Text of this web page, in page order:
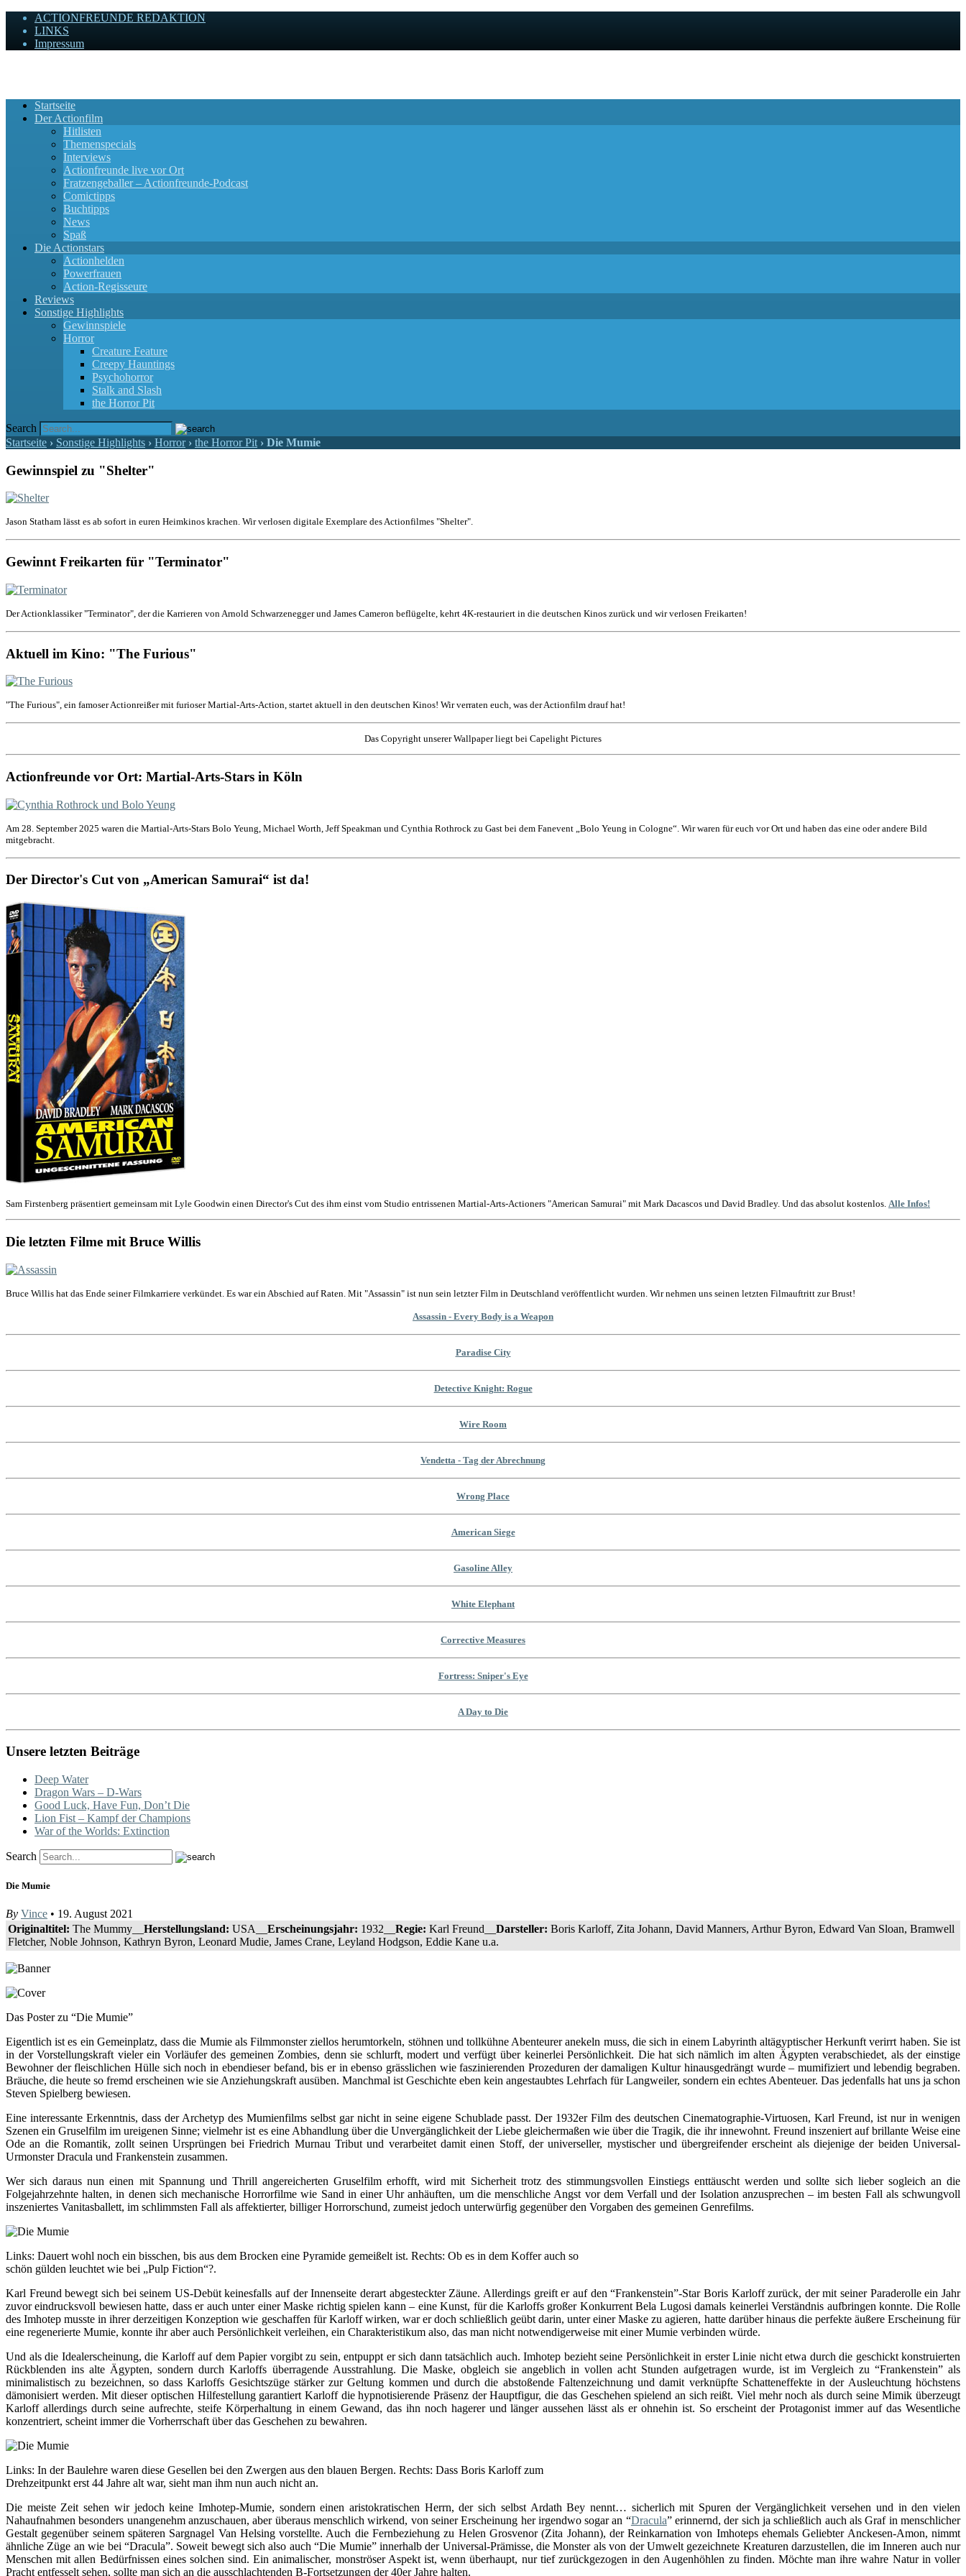
ACTIONFREUNDE REDAKTION
LINKS
Impressum
Startseite
Der Actionfilm
Hitlisten
Themenspecials
Interviews
Actionfreunde live vor Ort
Fratzengeballer – Actionfreunde-Podcast
Comictipps
Buchtipps
News
Spaß
Die Actionstars
Actionhelden
Powerfrauen
Action-Regisseure
Reviews
Sonstige Highlights
Gewinnspiele
Horror
Creature Feature
Creepy Hauntings
Psychohorror
Stalk and Slash
the Horror Pit
Search
Startseite › Sonstige Highlights › Horror › the Horror Pit › Die Mumie
Gewinnspiel zu "Shelter"
Jason Statham lässt es ab sofort in euren Heimkinos krachen. Wir verlosen digitale Exemplare des Actionfilmes "Shelter".
Gewinnt Freikarten für "Terminator"
Der Actionklassiker "Terminator", der die Karrieren von Arnold Schwarzenegger und James Cameron beflügelte, kehrt 4K-restauriert in die deutschen Kinos zurück und wir verlosen Freikarten!
Aktuell im Kino: "The Furious"
"The Furious", ein famoser Actionreißer mit furioser Martial-Arts-Action, startet aktuell in den deutschen Kinos! Wir verraten euch, was der Actionfilm drauf hat!
Das Copyright unserer Wallpaper liegt bei Capelight Pictures
Actionfreunde vor Ort: Martial-Arts-Stars in Köln
Am 28. September 2025 waren die Martial-Arts-Stars Bolo Yeung, Michael Worth, Jeff Speakman und Cynthia Rothrock zu Gast bei dem Fanevent „Bolo Yeung in Cologne“. Wir waren für euch vor Ort und haben das eine oder andere Bild
mitgebracht.
Der Director's Cut von „American Samurai“ ist da!
Sam Firstenberg präsentiert gemeinsam mit Lyle Goodwin einen Director's Cut des ihm einst vom Studio entrissenen Martial-Arts-Actioners "American Samurai" mit Mark Dacascos und David Bradley. Und das absolut kostenlos. Alle Infos!
Die letzten Filme mit Bruce Willis
Bruce Willis hat das Ende seiner Filmkarriere verkündet. Es war ein Abschied auf Raten. Mit "Assassin" ist nun sein letzter Film in Deutschland veröffentlicht wurden. Wir nehmen uns seinen letzten Filmauftritt zur Brust!
Assassin - Every Body is a Weapon
Paradise City
Detective Knight: Rogue
Wire Room
Vendetta - Tag der Abrechnung
Wrong Place
American Siege
Gasoline Alley
White Elephant
Corrective Measures
Fortress: Sniper's Eye
A Day to Die
Unsere letzten Beiträge
Deep Water
Dragon Wars – D-Wars
Good Luck, Have Fun, Don’t Die
Lion Fist – Kampf der Champions
War of the Worlds: Extinction
Search
Die Mumie
By Vince • 19. August 2021
Originaltitel: The Mummy__ Herstellungsland: USA__ Erscheinungsjahr: 1932__ Regie: Karl Freund__ Darsteller: Boris Karloff, Zita Johann, David Manners, Arthur Byron, Edward Van Sloan, Bramwell
Fletcher, Noble Johnson, Kathryn Byron, Leonard Mudie, James Crane, Leyland Hodgson, Eddie Kane u.a.
Das Poster zu “Die Mumie”
Eigentlich ist es ein Gemeinplatz, dass die Mumie als Filmmonster ziellos herumtorkeln, stöhnen und tollkühne Abenteurer anekeln muss, die sich in einem Labyrinth altägyptischer Herkunft verirrt haben. Sie ist
in der Vorstellungskraft vieler ein Vorläufer des gemeinen Zombies, denn sie schlurft, modert und verfügt über keinerlei Persönlichkeit. Die hat sich nämlich im alten Ägypten verabschiedet, als der einstige
Bewohner der fleischlichen Hülle sich noch in ebendieser befand, bis er in ebenso grässlichen wie faszinierenden Prozeduren der damaligen Kultur hinausgedrängt wurde – mumifiziert und lebendig begraben.
Bräuche, die heute so fremd erscheinen wie sie Anziehungskraft ausüben. Manchmal ist Geschichte eben kein angestaubtes Lehrfach für Langweiler, sondern ein echtes Abenteuer. Das jedenfalls hat uns ja schon
Steven Spielberg bewiesen.
Eine interessante Erkenntnis, dass der Archetyp des Mumienfilms selbst gar nicht in seine eigene Schublade passt. Der 1932er Film des deutschen Cinematographie-Virtuosen, Karl Freund, ist nur in wenigen
Szenen ein Gruselfilm im ureigenen Sinne; vielmehr ist es eine Abhandlung über die Unvergänglichkeit der Liebe gleichermaßen wie über die Tragik, die ihr innewohnt. Freund inszeniert auf brillante Weise eine
Ode an die Romantik, zollt seinen Ursprüngen bei Friedrich Murnau Tribut und verarbeitet damit einen Stoff, der universeller, mystischer und übergreifender erscheint als diejenige der beiden Universal-
Urmonster Dracula und Frankenstein zusammen.
Wer sich daraus nun einen mit Spannung und Thrill angereicherten Gruselfilm erhofft, wird mit Sicherheit trotz des stimmungsvollen Einstiegs enttäuscht werden und sollte sich lieber sogleich an die
Folgejahrzehnte halten, in denen sich mechanische Horrorfilme wie Sand in einer Uhr anhäuften, um die menschliche Angst vor dem Verfall und der Isolation anzusprechen – im besten Fall als schwungvoll
inszeniertes Vanitasballett, im schlimmsten Fall als affektierter, billiger Horrorschund, zumeist jedoch unterwürfig gegenüber den Vorgaben des gemeinen Genrefilms.
Links: Dauert wohl noch ein bisschen, bis aus dem Brocken eine Pyramide gemeißelt ist. Rechts: Ob es in dem Koffer auch so
schön gülden leuchtet wie bei „Pulp Fiction“?.
Karl Freund bewegt sich bei seinem US-Debüt keinesfalls auf der Innenseite derart abgesteckter Zäune. Allerdings greift er auf den “Frankenstein”-Star Boris Karloff zurück, der mit seiner Paraderolle ein Jahr
zuvor eindrucksvoll bewiesen hatte, dass er auch unter einer Maske richtig spielen kann – eine Kunst, für die Karloffs großer Konkurrent Bela Lugosi damals keinerlei Verständnis aufbringen konnte. Die Rolle
des Imhotep musste in ihrer derzeitigen Konzeption wie geschaffen für Karloff wirken, war er doch schließlich geübt darin, unter einer Maske zu agieren, hatte darüber hinaus die perfekte äußere Erscheinung für
eine regenerierte Mumie, konnte ihr aber auch Persönlichkeit verleihen, ein Charakteristikum also, das man nicht notwendigerweise mit einer Mumie verbinden würde.
Und als die Idealerscheinung, die Karloff auf dem Papier vorgibt zu sein, entpuppt er sich dann tatsächlich auch. Imhotep bezieht seine Persönlichkeit in erster Linie nicht etwa durch die geschickt konstruierten
Rückblenden ins alte Ägypten, sondern durch Karloffs überragende Ausstrahlung. Die Maske, obgleich sie angeblich in vollen acht Stunden aufgetragen wurde, ist im Vergleich zu “Frankenstein” als
minimalistisch zu bezeichnen, so dass Karloffs Gesichtszüge stärker zur Geltung kommen und durch die abstoßende Faltenzeichnung und damit verknüpfte Schatteneffekte in der Ausleuchtung höchstens
dämonisiert werden. Mit dieser optischen Hilfestellung garantiert Karloff die hypnotisierende Präsenz der Hauptfigur, die das Geschehen spielend an sich reißt. Viel mehr noch als durch seine Mimik überzeugt
Karloff allerdings durch seine aufrechte, steife Körperhaltung in einem Gewand, das ihn noch hagerer und länger aussehen lässt als er ohnehin ist. So erscheint der Protagonist immer auf das Wesentliche
konzentriert, scheint immer die Vorherrschaft über das Geschehen zu bewahren.
Links: In der Baulehre waren diese Gesellen bei den Zwergen aus den blauen Bergen. Rechts: Dass Boris Karloff zum
Drehzeitpunkt erst 44 Jahre alt war, sieht man ihm nun auch nicht an.
Die meiste Zeit sehen wir jedoch keine Imhotep-Mumie, sondern einen aristokratischen Herrn, der sich selbst Ardath Bey nennt… sicherlich mit Spuren der Vergänglichkeit versehen und in den vielen
Nahaufnahmen besonders unangenehm anzuschauen, aber überaus menschlich wirkend, von seiner Erscheinung her irgendwo sogar an “Dracula” erinnernd, der sich ja schließlich auch als Graf in menschlicher
Gestalt gegenüber seinem späteren Sargnagel Van Helsing vorstellte. Auch die Fernbeziehung zu Helen Grosvenor (Zita Johann), der Reinkarnation von Imhoteps ehemals Geliebter Anckesen-Amon, nimmt
ähnliche Züge an wie bei “Dracula”. Soweit bewegt sich also auch “Die Mumie” innerhalb der Universal-Prämisse, die Monster als von der Umwelt gezeichnete Kreaturen darzustellen, die im Inneren auch nur
Menschen mit allen Bedürfnissen eines solchen sind. Ein animalischer, monströser Aspekt ist, wenn überhaupt, nur tief zurückgezogen in den Augenhöhlen zu finden. Möchte man ihre wahre Natur in voller
Pracht entfesselt sehen, sollte man sich an die ausschlachtenden B-Fortsetzungen der 40er Jahre halten.